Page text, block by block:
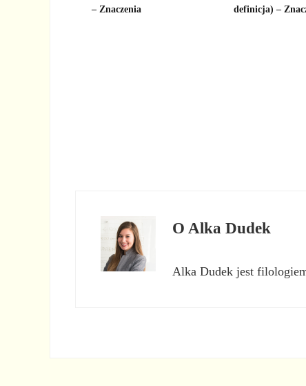
– Znaczenia
definicja) –
O Alka Dudek
Alka Dudek jest